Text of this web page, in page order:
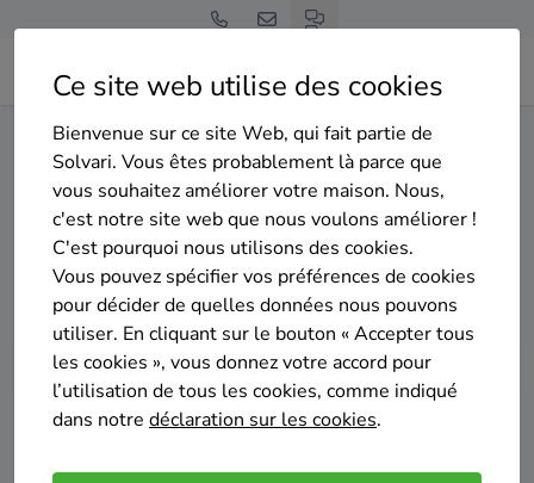
Ce site web utilise des cookies
Bienvenue sur ce site Web, qui fait partie de
Solvari. Vous êtes probablement là parce que
vous souhaitez améliorer votre maison. Nous,
c'est notre site web que nous voulons améliorer !
C'est pourquoi nous utilisons des cookies.
Vous pouvez spécifier vos préférences de cookies
pour décider de quelles données nous pouvons
utiliser. En cliquant sur le bouton « Accepter tous
les cookies », vous donnez votre accord pour
l’utilisation de tous les cookies, comme indiqué
dans notre déclaration sur les cookies.
Home Pompe à chaleur Hainaut Mouscron
Gratuit et sans engagement
Top 20 des installateurs de
pompes à chaleur à Mouscron
Comparer des devis